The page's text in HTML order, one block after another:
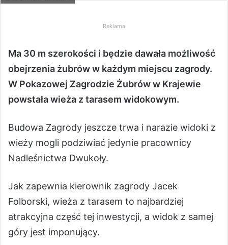
Reklama
Ma 30 m szerokości i będzie dawała możliwość
obejrzenia żubrów w każdym miejscu zagrody.
W Pokazowej Zagrodzie Żubrów w Krajewie
powstała wieża z tarasem widokowym.
Budowa Zagrody jeszcze trwa i narazie widoki z
wieży mogli podziwiać jedynie pracownicy
Nadleśnictwa Dwukoły.
Jak zapewnia kierownik zagrody Jacek
Folborski, wieża z tarasem to najbardziej
atrakcyjna część tej inwestycji, a widok z samej
góry jest imponujący.